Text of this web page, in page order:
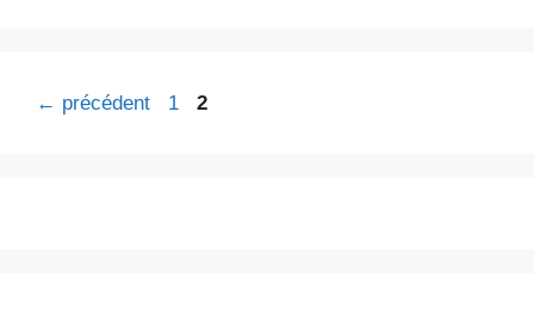
← précédent Page
1 Page
2